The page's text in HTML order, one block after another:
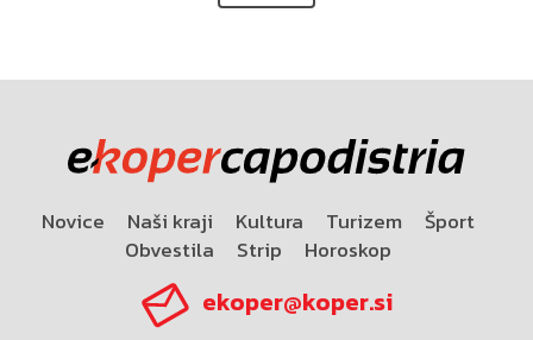
Novice Naši kraji Kultura Turizem
Šport
Obvestila
Strip Horoskop
ekoper@koper.si